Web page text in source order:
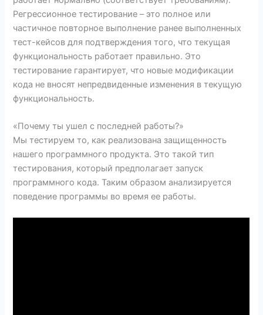
Регрессионное тестирование – это полное или
частичное повторное выполнение ранее выполненных
тест-кейсов для подтверждения того, что текущая
функциональность работает правильно. Это
тестирование гарантирует, что новые модификации
кода не вносят непредвиденные изменения в текущую
функциональность.
«Почему ты ушел с последней работы?»
Мы тестируем то, как реализована защищенность
нашего программного продукта. Это такой тип
тестирования, который предполагает запуск
программного кода. Таким образом анализируется
поведение программы во время ее работы.